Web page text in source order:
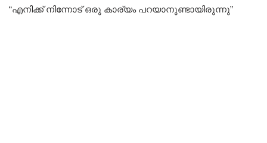
“എനിക്ക് നിന്നോട് ഒരു കാര്യം പറയാനുണ്ടായിരുന്നു”